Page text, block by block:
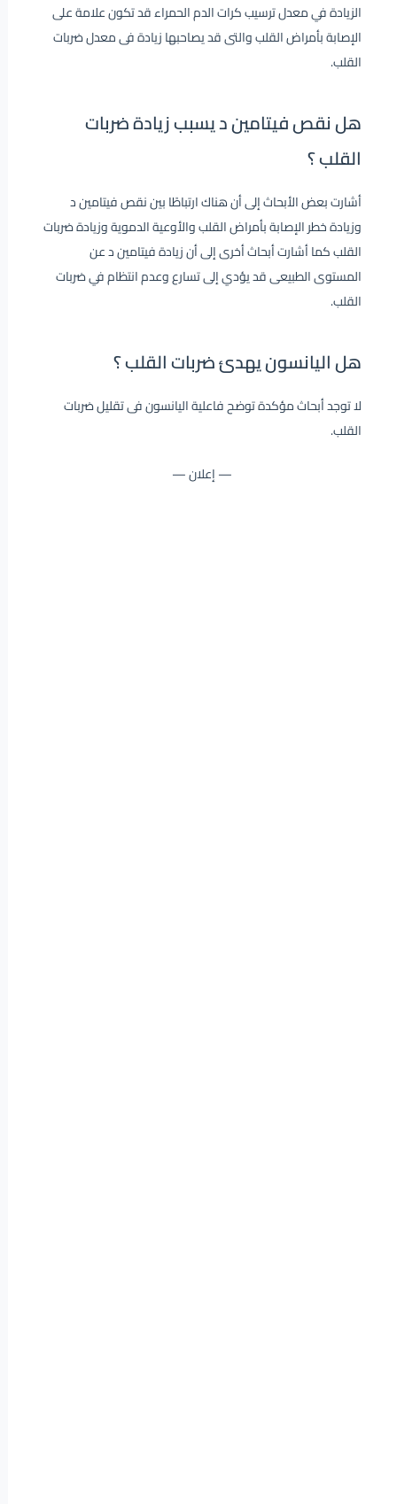
الزيادة في معدل ترسيب كرات الدم الحمراء قد تكون علامة على
الإصابة بأمراض القلب والتى قد يصاحبها زيادة فى معدل ضربات
القلب.
هل نقص فيتامين د يسبب زيادة ضربات
القلب ؟
أشارت بعض الأبحاث إلى أن هناك ارتباطًا بين نقص فيتامين د
وزيادة خطر الإصابة بأمراض القلب والأوعية الدموية وزيادة ضربات
القلب كما أشارت أبحاث أخرى إلى أن زيادة فيتامين د عن
المستوى الطبيعى قد يؤدي إلى تسارع وعدم انتظام في ضربات
القلب.
هل اليانسون يهدئ ضربات القلب ؟
لا توجد أبحاث مؤكدة توضح فاعلية اليانسون فى تقليل ضربات
القلب.
— إعلان —